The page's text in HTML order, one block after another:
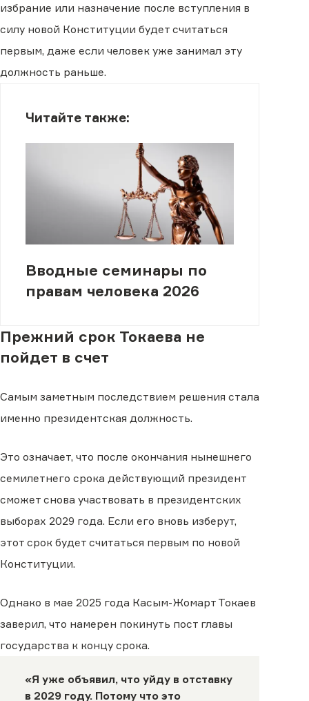
избрание или назначение после вступления в
силу новой Конституции будет считаться
первым, даже если человек уже занимал эту
должность раньше.
Читайте также:
Вводные семинары по
правам человека 2026
Прежний срок Токаева не
пойдет в счет
Самым заметным последствием решения стала
именно президентская должность.
Это означает, что после окончания нынешнего
семилетнего срока действующий президент
сможет снова участвовать в президентских
выборах 2029 года. Если его вновь изберут,
этот срок будет считаться первым по новой
Конституции.
Однако в мае 2025 года Касым-Жомарт Токаев
заверил, что намерен покинуть пост главы
государства к концу срока.
«Я уже объявил, что уйду в отставку
в 2029 году. Потому что это